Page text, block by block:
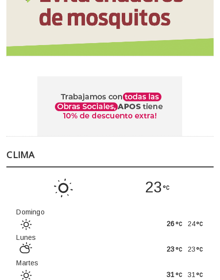
CLIMA
23
Domingo
24
26
Lunes
23
23
Martes
31
31